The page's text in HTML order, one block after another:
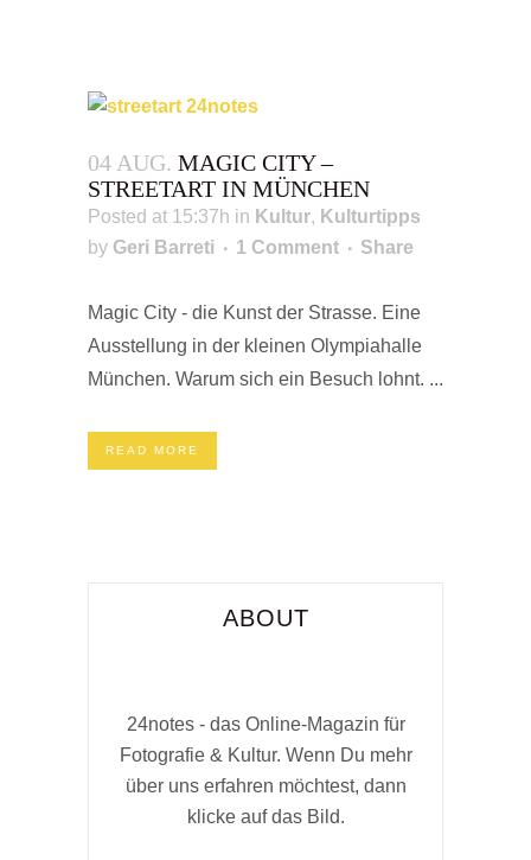
04 AUG. MAGIC CITY –
STREETART IN MÜNCHEN
Posted at 15:37h in Kultur, Kulturtipps
by Geri Barreti 1 Comment Share
Magic City - die Kunst der Strasse. Eine
Ausstellung in der kleinen Olympiahalle
München. Warum sich ein Besuch lohnt. ...
READ MORE
ABOUT
24notes - das Online-Magazin für
Fotografie & Kultur. Wenn Du mehr
über uns erfahren möchtest, dann
klicke auf das Bild.